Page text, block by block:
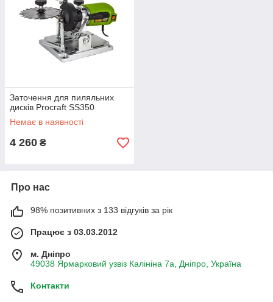
Заточення для пиляльних
дисків Procraft SS350
Немає в наявності
4 260 ₴
Про нас
98% позитивних з 133 відгуків за рік
Працює з 03.03.2012
м. Дніпро
49038 Ярмарковий узвіз Калініна 7а, Дніпро, Україна
Контакти